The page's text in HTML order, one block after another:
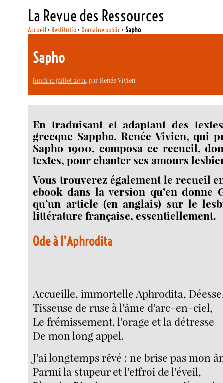
La Revue des Ressources
Accueil> Restitutio> Domaine public>Sapho
Sapho
lundi 11 juillet 2011, parRenée Vivien
En traduisant et adaptant des
grecque Sappho, Renée Vivien, qui
Sapho 1900, composa ce recueil,
textes, pour chanter ses amours
Vous trouverez également le recueil
ebook dans la version qu’en donne
qu’un article (en anglais) sur le
littérature française, essentiellement.
Ode à l’Aphrodita
Accueille, immortelle Aphrodita,
Tisseuse de ruse à l’âme d’arc-en-ciel,
Le frémissement, l’orage et la détresse
De mon long appel.
J’ai longtemps rêvé : ne brise pas mon
Parmi la stupeur et l’effroi de l’éveil,